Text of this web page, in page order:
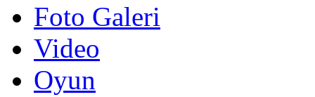
Foto Galeri
Video
Oyun